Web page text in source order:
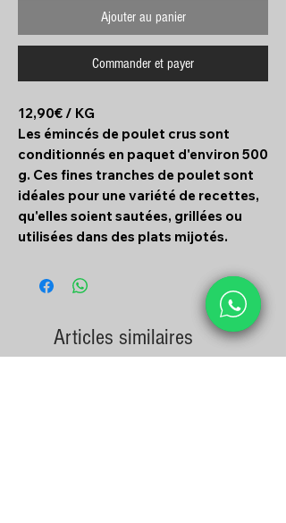
Ajouter au panier
Commander et payer
12,90€ / KG
Les émincés de poulet crus sont
conditionnés en paquet d'environ 500
g. Ces fines tranches de poulet sont
idéales pour une variété de recettes,
qu'elles soient sautées, grillées ou
utilisées dans des plats mijotés.
Articles similaires